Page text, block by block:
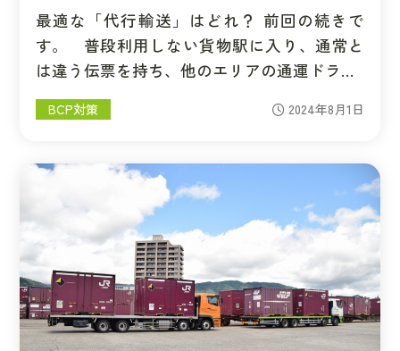
最適な「代行輸送」はどれ？ 前回の続きで
す。 普段利用しない貨物駅に入り、通常と
は違う伝票を持ち、他のエリアの通運ドラ…
BCP対策 2024年8月1日